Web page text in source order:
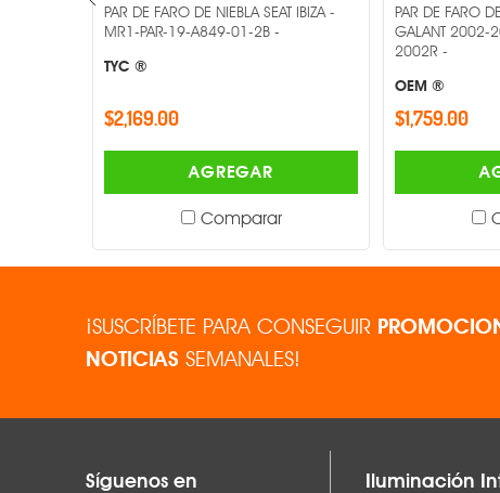
PAR DE FARO DE NIEBLA SEAT IBIZA -
MR1-PAR-19-A849-01-2B -
TYC ®
$2,169.00
AGREGAR
Comparar
PAR DE FARO
GALANT 2002-
2002R -
OEM ®
$1,759.00
¡SUSCRÍBETE PARA CONSEGUIR
NOTICIAS SEMANALES!
Síguenos en Iluminación